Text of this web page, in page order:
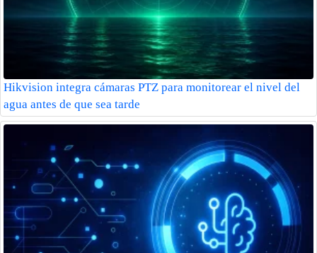
Hikvision integra cámaras PTZ para monitorear el nivel del
agua antes de que sea tarde